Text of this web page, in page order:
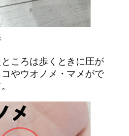
ころは歩くときに圧が
やウオノメ・マメがで